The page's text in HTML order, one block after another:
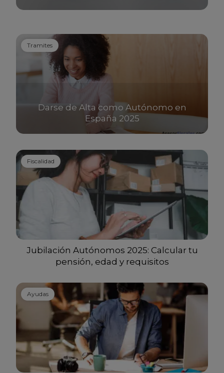
Tramites
Darse de Alta como Autónomo en
España 2025
Fiscalidad
Jubilación Autónomos 2025: Calcular tu
pensión, edad y requisitos
Ayudas